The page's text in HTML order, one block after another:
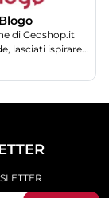
Blogo
di Gedshop.it
lasciati ispirare...